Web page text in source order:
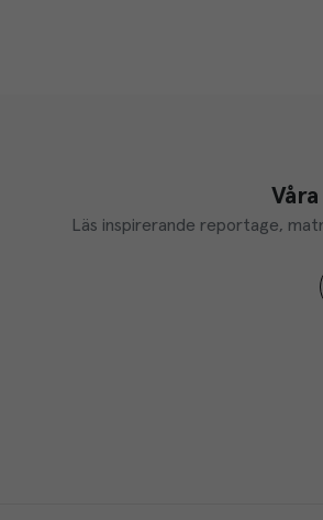
Läs inspirerande reportage,